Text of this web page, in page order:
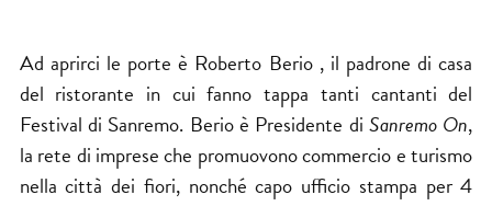
Ad aprirci le porte è Roberto Berio​ , il padrone di casa
del ristorante in cui fanno tappa tanti cantanti del
Festival​ di Sanremo. Berio è​​ Presidente diSanremo On,
la rete di imprese che promuovono commercio e turismo
nella città dei fiori, nonché capo ufficio stampa per 4